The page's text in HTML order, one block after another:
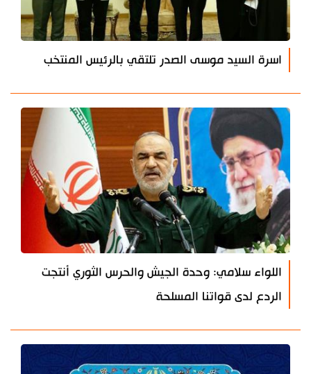
اسرة السيد موسى الصدر تلتقي بالرئيس المنتخب
اللواء سلامي: وحدة الجيش والحرس الثوري أنتجت
الردع لدى قواتنا المسلحة